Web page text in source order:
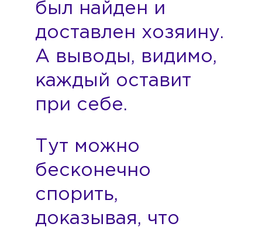
был найден и
доставлен хозяину.
А выводы, видимо,
каждый оставит
при себе.
Тут можно
бесконечно
спорить,
доказывая, что